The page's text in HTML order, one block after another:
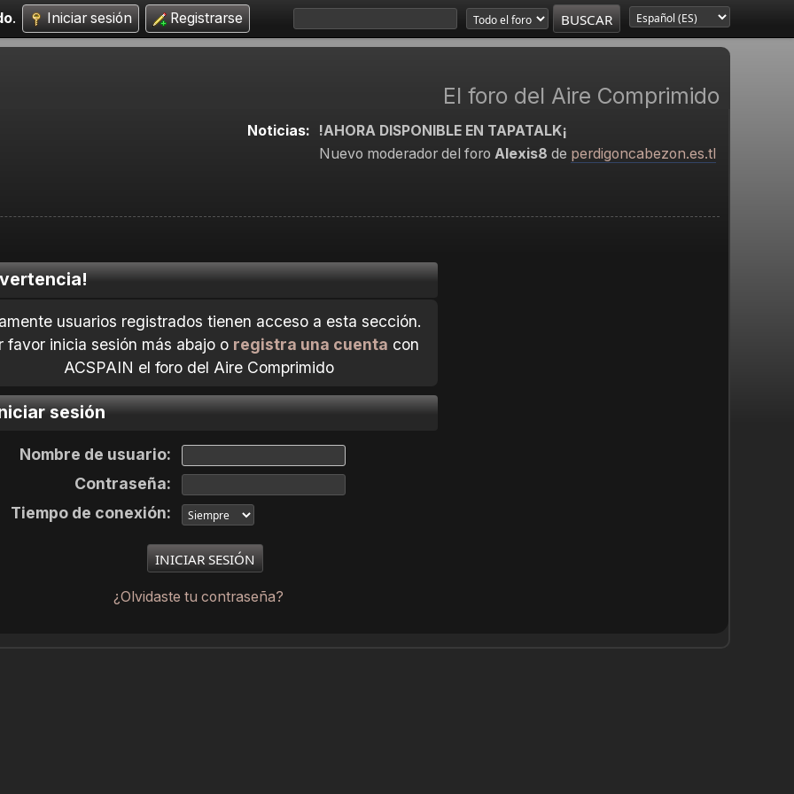
. Iniciar sesión Registrarse
El foro del Aire Comprimido
Noticias:
!AHORA DISPONIBLE EN TAPATALK¡
Nuevo moderador del foro Alexis8 de perdigoncabezon.es.tl
usuarios registrados tienen acceso a esta sección.
favor inicia sesión más abajo o registra una cuenta con
ACSPAIN el foro del Aire Comprimido
sesión
Nombre de usuario:
Contraseña:
Tiempo de conexión:
¿Olvidaste tu contraseña?